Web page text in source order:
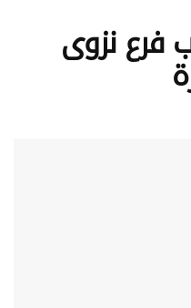
نزوى